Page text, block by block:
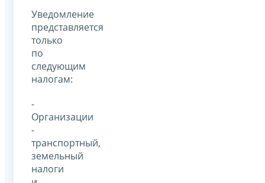
Уведомление
представляется
только
по
следующим
налогам:
-
Организации
-
транспортный,
земельный
налоги